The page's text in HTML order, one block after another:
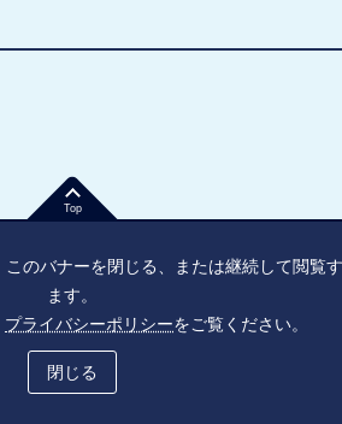
Top
東京都千代田区大手町1丁目7番1号
ング・サービス運用ポリシー
のバナーを閉じる、または継続して閲覧
ます。
プライバシーポリシーをご覧ください。
閉じる